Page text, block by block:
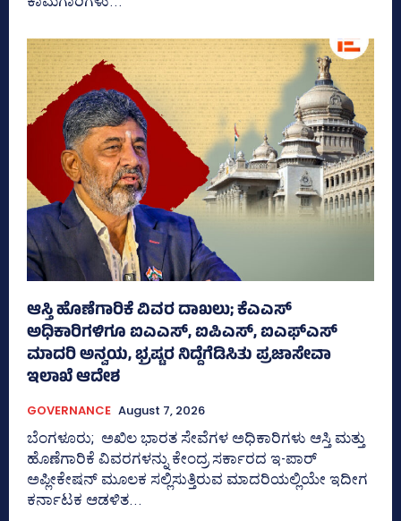
ಆಸ್ತಿ ಹೊಣೆಗಾರಿಕೆ ವಿವರ ದಾಖಲು; ಕೆಎಎಸ್
ಅಧಿಕಾರಿಗಳಿಗೂ ಐಎಎಸ್‌, ಐಪಿಎಸ್‌, ಐಎಫ್‌ಎಸ್‌
ಮಾದರಿ ಅನ್ವಯ, ಭ್ರಷ್ಟರ ನಿದ್ದೆಗೆಡಿಸಿತು ಪ್ರಜಾಸೇವಾ
ಇಲಾಖೆ ಆದೇಶ
GOVERNANCE August 7, 2026
ಬೆಂಗಳೂರು; ಅಖಿಲ ಭಾರತ ಸೇವೆಗಳ ಅಧಿಕಾರಿಗಳು ಆಸ್ತಿ ಮತ್ತು
ಹೊಣೆಗಾರಿಕೆ ವಿವರಗಳನ್ನು ಕೇಂದ್ರ ಸರ್ಕಾರದ ಇ-ಪಾರ್
ಅಪ್ಲೀಕೇಷನ್‌ ಮೂಲಕ ಸಲ್ಲಿಸುತ್ತಿರುವ ಮಾದರಿಯಲ್ಲಿಯೇ ಇದೀಗ
ಕರ್ನಾಟಕ ಆಡಳಿತ...